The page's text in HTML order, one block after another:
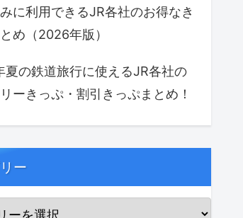
に利用できるJR各社のお得なき
め（2026年版）
夏の鉄道旅行に使えるJR各社の
ーきっぷ・割引きっぷまとめ！
ー